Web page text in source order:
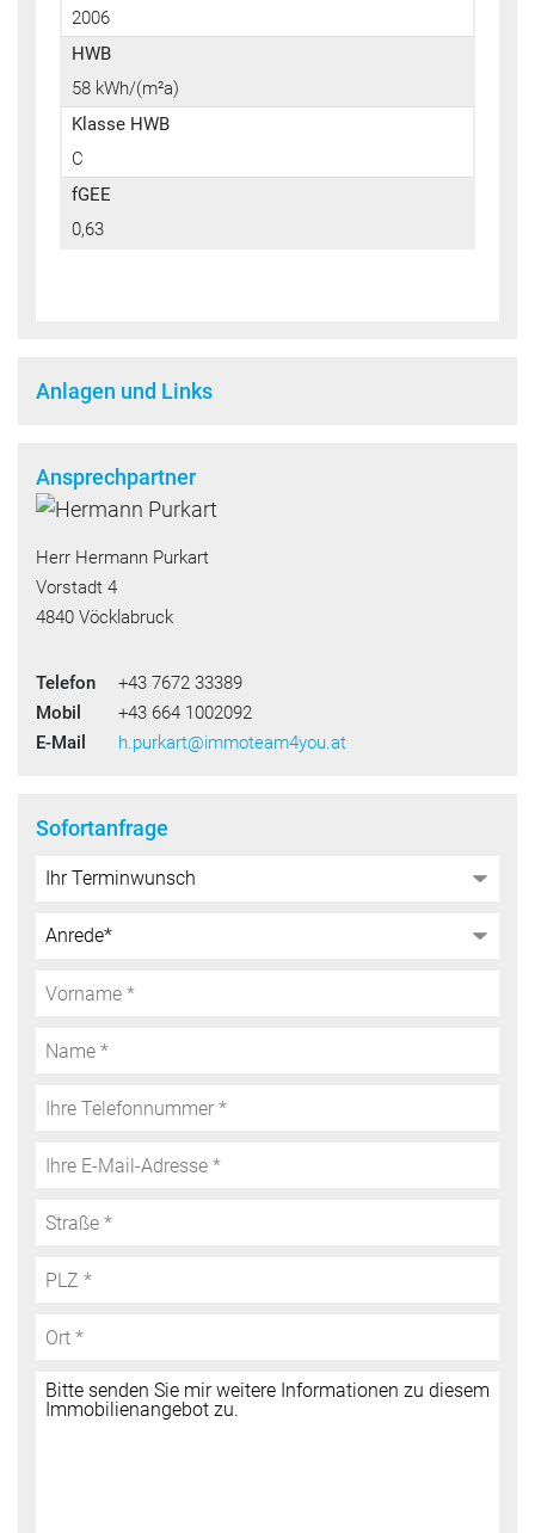
2006
HWB
58 kWh/(m²a)
Klasse HWB
C
fGEE
0,63
Anlagen und Links
Ansprechpartner
Herr Hermann Purkart
Vorstadt 4
4840 Vöcklabruck
Telefon
+43 7672 33389
Mobil
+43 664 1002092
E-Mail
h.purkart@immoteam4you.at
Sofortanfrage